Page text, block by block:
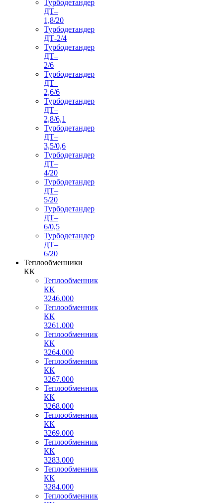
Турбодетандер
ДТ–
1,8/20
Турбодетандер
ДТ-2/4
Турбодетандер
ДТ–
2/6
Турбодетандер
ДТ–
2,6/6
Турбодетандер
ДТ–
2,8/6,1
Турбодетандер
ДТ–
3,5/0,6
Турбодетандер
ДТ–
4/20
Турбодетандер
ДТ–
5/20
Турбодетандер
ДТ–
6/0,5
Турбодетандер
ДТ–
6/20
Теплообменники
КК
Теплообменник
КК
3246.000
Теплообменник
КК
3261.000
Теплообменник
КК
3264.000
Теплообменник
КК
3267.000
Теплообменник
КК
3268.000
Теплообменник
КК
3269.000
Теплообменник
КК
3283.000
Теплообменник
КК
3284.000
Теплообменник